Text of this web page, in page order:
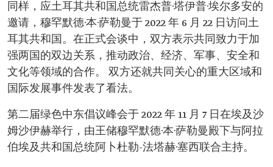
同样，应土耳其共和国总统雷杰普·塔伊普·埃尔多安的
邀请，穆罕默德·本·萨勒曼于 2022 年 6 月 22 日访问土
耳其共和国。在正式会谈中，双方表示共同致力于加
强两国的双边关系，推动政治、经济、军事、安全和
文化等领域的合作。 双方还就共同关心的重大区域和
国际发展事件发表了看法。
第二届绿色中东倡议峰会于 2022 年 11 月 7 日在埃及沙
姆沙伊赫举行，由王储穆罕默德·本·萨勒曼殿下与阿拉
伯埃及共和国总统阿卜杜勒-法塔赫·塞西联合主持。